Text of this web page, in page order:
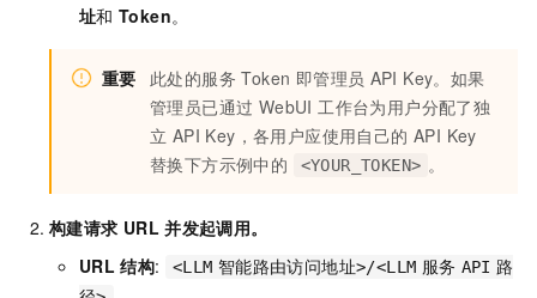
址和 Token。
重要 此处的服务 Token 即管理员 API Key。如果
管理员已通过 WebUI 工作台为用户分配了独
立 API Key，各用户应使用自己的 API Key
替换下方示例中的
<YOUR_TOKEN> 。
构建请求 URL 并发起调用。
URL 结构: <LLM 智能路由访问地址>/<LLM 服务 API 路